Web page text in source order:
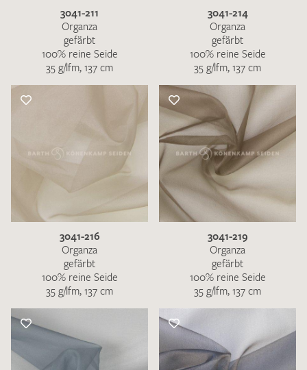
3041-211
Organza
gefärbt
100% reine Seide
35 g/lfm, 137 cm
3041-214
Organza
gefärbt
100% reine Seide
35 g/lfm, 137 cm
3041-216
Organza
gefärbt
100% reine Seide
35 g/lfm, 137 cm
3041-219
Organza
gefärbt
100% reine Seide
35 g/lfm, 137 cm